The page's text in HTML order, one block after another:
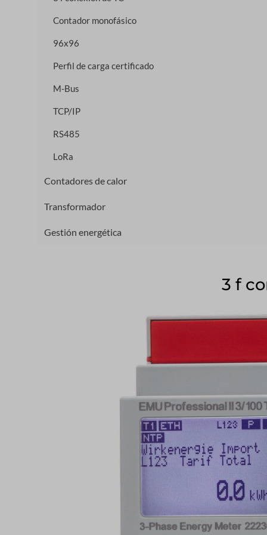
Contador monofásico
96x96
Perfil de carga certificado
M-Bus
TCP/IP
RS485
LoRa
Contadores de calor
Transformador
Gestión energética
3 f